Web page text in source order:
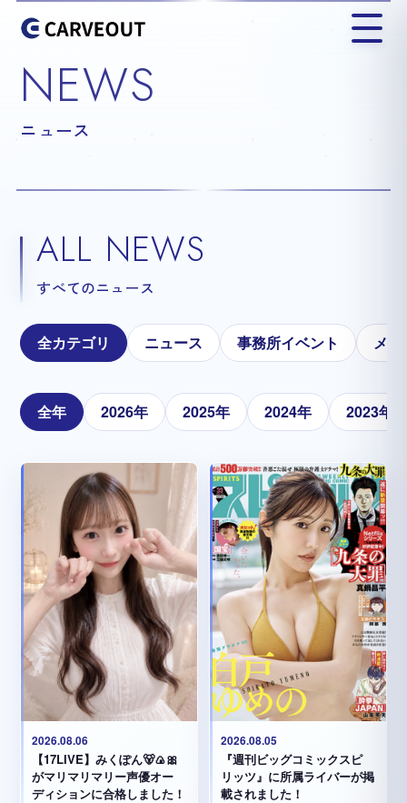
NEWS
ニュース
ALL NEWS
すべてのニュース
全カテゴリ ニュース 事務所イベント メ
全年 2026年 2025年 2024年 2023年
2026.08.06
【17LIVE】みくぽん🐻🍙🎀
がマリマリマリー声優オー
ディションに合格しました！
2026.08.05
『週刊ビッグコミックスピ
リッツ』に所属ライバーが掲
載されました！